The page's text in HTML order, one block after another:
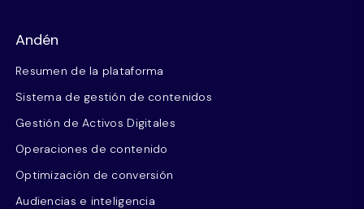
Andén
Resumen de la plataforma
Sistema de gestión de contenidos
Gestión de Activos Digitales
Operaciones de contenido
Optimización de conversión
Audiencias e inteligencia